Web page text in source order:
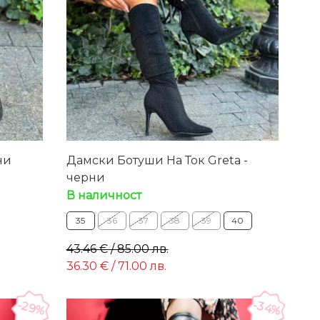
Дамски Ботуши На Ток Greta -
черни
В наличност
35 36 37 38 39 40
43.46 € / 85.00 лв.
36.30 € / 71.00 лв.
-29% -34%